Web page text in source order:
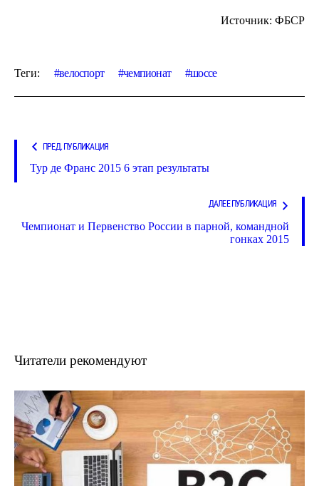
Источник: ФБСР
Теги: велоспорт чемпионат шоссе
ПРЕД. ПУБЛИКАЦИЯ
Тур де Франс 2015 6 этап результаты
ДАЛЕЕ ПУБЛИКАЦИЯ
Чемпионат и Первенство России в парной, командной
гонках 2015
Читатели рекомендуют